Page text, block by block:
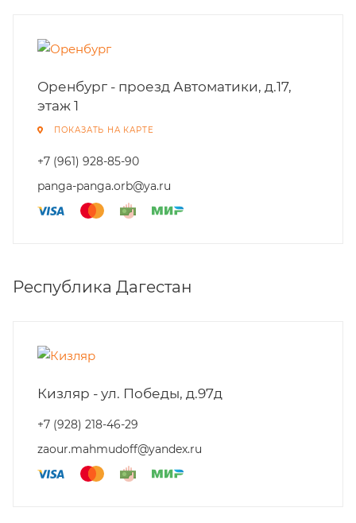
Оренбург - проезд Автоматики, д.17,
этаж 1
ПОКАЗАТЬ НА КАРТЕ
+7 (961) 928-85-90
panga-panga.orb@ya.ru
Республика Дагестан
Кизляр - ул. Победы, д.97д
+7 (928) 218-46-29
zaour.mahmudoff@yandex.ru